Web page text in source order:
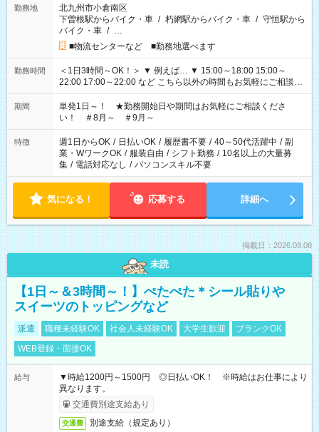
勤務地
北九州市小倉南区
下曽根駅からバイク・車 / 朽網駅からバイク・車 / 守恒駅から
バイク・車 / …
■物流センターなど ■勤務地選べます
勤務時間
＜1日3時間～OK！＞ ▼ 例えば… ▼ 15:00～18:00 15:00～
22:00 17:00～22:00 など こちら以外の時間もお気軽にご相談く
ださい！
期間
単発1日～！ ★勤務開始日や期間はお気軽にご相談くださ
い！ ＃8月～ ＃9月～
特徴 週1日からOK / 日払いOK / 履歴書不要 / 40～50代活躍中 / 副
業・WワークOK / 服装自由 / シフト勤務 / 10名以上の大量募
集 / 電話対応なし / パソコンスキル不要
気になる！ 応募する 詳細へ
掲載日：2026.08.08
未読
【1日～＆3時間～！】ぺたぺた＊シール貼りや
スイーツのトッピングなど
派遣 職種未経験OK 社会人未経験OK 大学生歓迎
ブランクOK
WEB登録・面接OK
給与
▼時給1200円～1500円 ◎日払いOK！ ※時給はお仕事により
異なります。
交通費別途支給あり
交通費 別途支給（規定あり）